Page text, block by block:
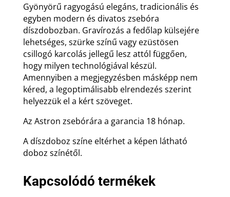
Gyönyörű ragyogású elegáns, tradicionális és
egyben modern és divatos zsebóra
díszdobozban. Gravírozás a fedőlap külsejére
lehetséges, szürke színű vagy ezüstösen
csillogó karcolás jellegű lesz attól függően,
hogy milyen technológiával készül.
Amennyiben a megjegyzésben másképp nem
kéred, a legoptimálisabb elrendezés szerint
helyezzük el a kért szöveget.
Az Astron zsebórára a garancia 18 hónap.
A díszdoboz színe eltérhet a képen látható
doboz színétől.
Kapcsolódó termékek